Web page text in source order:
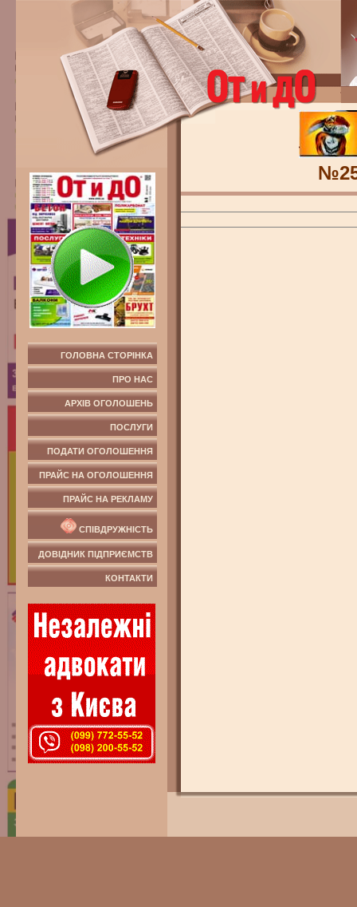
ГОЛОВНА СТОРІНКА
ПРО НАС
АРХІВ ОГОЛОШЕНЬ
ПОСЛУГИ
ПОДАТИ ОГОЛОШЕННЯ
ПРАЙС НА ОГОЛОШЕННЯ
ПРАЙС НА РЕКЛАМУ
СПІВДРУЖНІСТЬ
ДОВІДНИК ПІДПРИЄМСТВ
КОНТАКТИ